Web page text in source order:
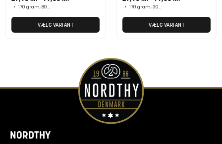
• 170 gram, 800 gram
VÆLG VARIANT
• 170 gram, 300 gram, 800 gram
VÆLG VARIANT
NORDTHY